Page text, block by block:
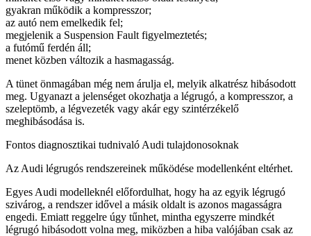
gyakran működik a kompresszor;
az autó nem emelkedik fel;
megjelenik a Suspension Fault figyelmeztetés;
a futómű ferdén áll;
menet közben változik a hasmagasság.
A tünet önmagában még nem árulja el, melyik alkatrész hibásodott
meg. Ugyanazt a jelenséget okozhatja a légrugó, a kompresszor, a
szeleptömb, a légvezeték vagy akár egy szintérzékelő
meghibásodása is.
Fontos diagnosztikai tudnivaló Audi tulajdonosoknak
Az Audi légrugós rendszereinek működése modellenként eltérhet.
Egyes Audi modelleknél előfordulhat, hogy ha az egyik légrugó
szivárog, a rendszer idővel a másik oldalt is azonos magasságra
engedi. Emiatt reggelre úgy tűnhet, mintha egyszerre mindkét
légrugó hibásodott volna meg, miközben a hiba valójában csak az